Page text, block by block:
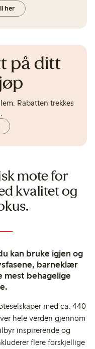
her
på ditt
Rabatten trekkes
mote for
kvalitet og
kan bruke igjen og
barneklær
mest behagelige
med ca. 440
hele verden gjennom
inspirerende og
flere forskjellige